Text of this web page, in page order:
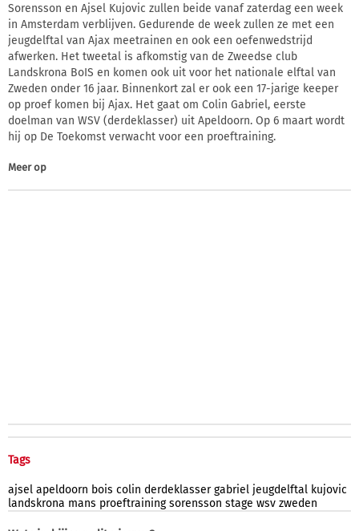
Sorensson en Ajsel Kujovic zullen beide vanaf zaterdag een week
in Amsterdam verblijven. Gedurende de week zullen ze met een
jeugdelftal van Ajax meetrainen en ook een oefenwedstrijd
afwerken. Het tweetal is afkomstig van de Zweedse club
Landskrona BoIS en komen ook uit voor het nationale elftal van
Zweden onder 16 jaar. Binnenkort zal er ook een 17-jarige keeper
op proef komen bij Ajax. Het gaat om Colin Gabriel, eerste
doelman van WSV (derdeklasser) uit Apeldoorn. Op 6 maart wordt
hij op De Toekomst verwacht voor een proeftraining.
Meer op
Tags
ajsel apeldoorn bois colin derdeklasser gabriel jeugdelftal kujovic
landskrona mans proeftraining sorensson stage wsv zweden